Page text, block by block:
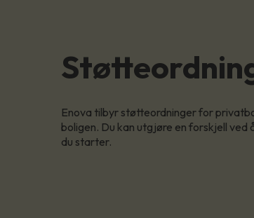
Enova tilbyr støtteordninger for
boligen. Du kan utgjøre en forskjell
du starter.